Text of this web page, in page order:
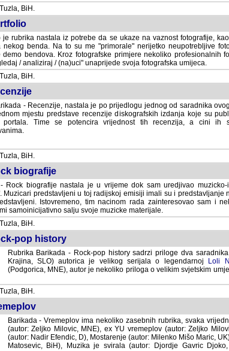
BiH.
je rubrika nastala iz potrebe da se ukaze na vaznost fotografije,
nekog benda. Na to su me "primorale" nerijetko neupotrebljive
demo bendova. Kroz fotografske primjere nekoliko profesionalnih
/ analiziraj / (na)uci" unaprijede svoja fotografska umijeca.
BiH.
- Recenzije, nastala je po prijedlogu jednog od saradnika
mjestu predstave recenzije diskografskih izdanja koje su
portala. Time se potencira vrijednost tih recenzija, a cini ih
BiH.
biografije
Rock biografije nastala je u vrijeme dok sam uredjivao muzicko-
Muzicari predstavljeni u toj radijskoj emisiji imali su i predstavljanje
Istovremeno, tim nacinom rada zainteresovao sam i
samoinicijativno salju svoje muzicke materijale.
BiH.
pop history
Rubrika Barikada - Rock-pop history sadrzi priloge dva
Krajina, SLO) autorica je velikog serijala o legendarnoj
Loli
(Podgorica, MNE), autor je nekoliko priloga o velikim svjetskim
BiH.
Barikada - Vremeplov ima nekoliko zasebnih rubrika, svaka
(autor: Zeljko Milovic, MNE), ex YU vremeplov (autor: Zeljko
(autor: Nadir Efendic, D), Mostarenje (autor: Milenko Mišo Maric,
Matosevic, BiH), Muzika je svirala (autor: Djordje Gavric